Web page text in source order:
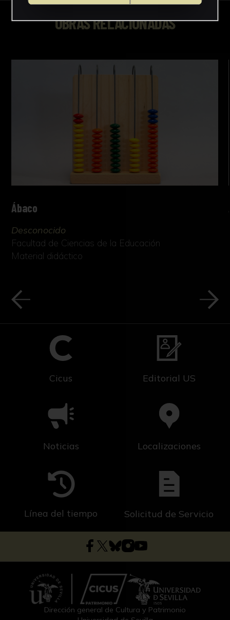
OBRAS RELACIONADAS
Ábaco
Desconocido
Facultad de Ciencias de la Educación
Material didáctico
Cicus Editorial US
Noticias Localizaciones
Línea del tiempo Solicitud de Servicio
Dirección general de Cultura y Patrimonio